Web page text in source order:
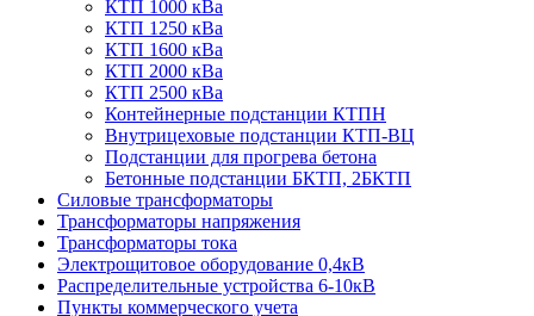
КТП 1000 кВа
КТП 1250 кВа
КТП 1600 кВа
КТП 2000 кВа
КТП 2500 кВа
Контейнерные подстанции КТПН
Внутрицеховые подстанции КТП-ВЦ
Подстанции для прогрева бетона
Бетонные подстанции БКТП, 2БКТП
Силовые трансформаторы
Трансформаторы напряжения
Трансформаторы тока
Электрощитовое оборудование 0,4кВ
Распределительные устройства 6-10кВ
Пункты коммерческого учета